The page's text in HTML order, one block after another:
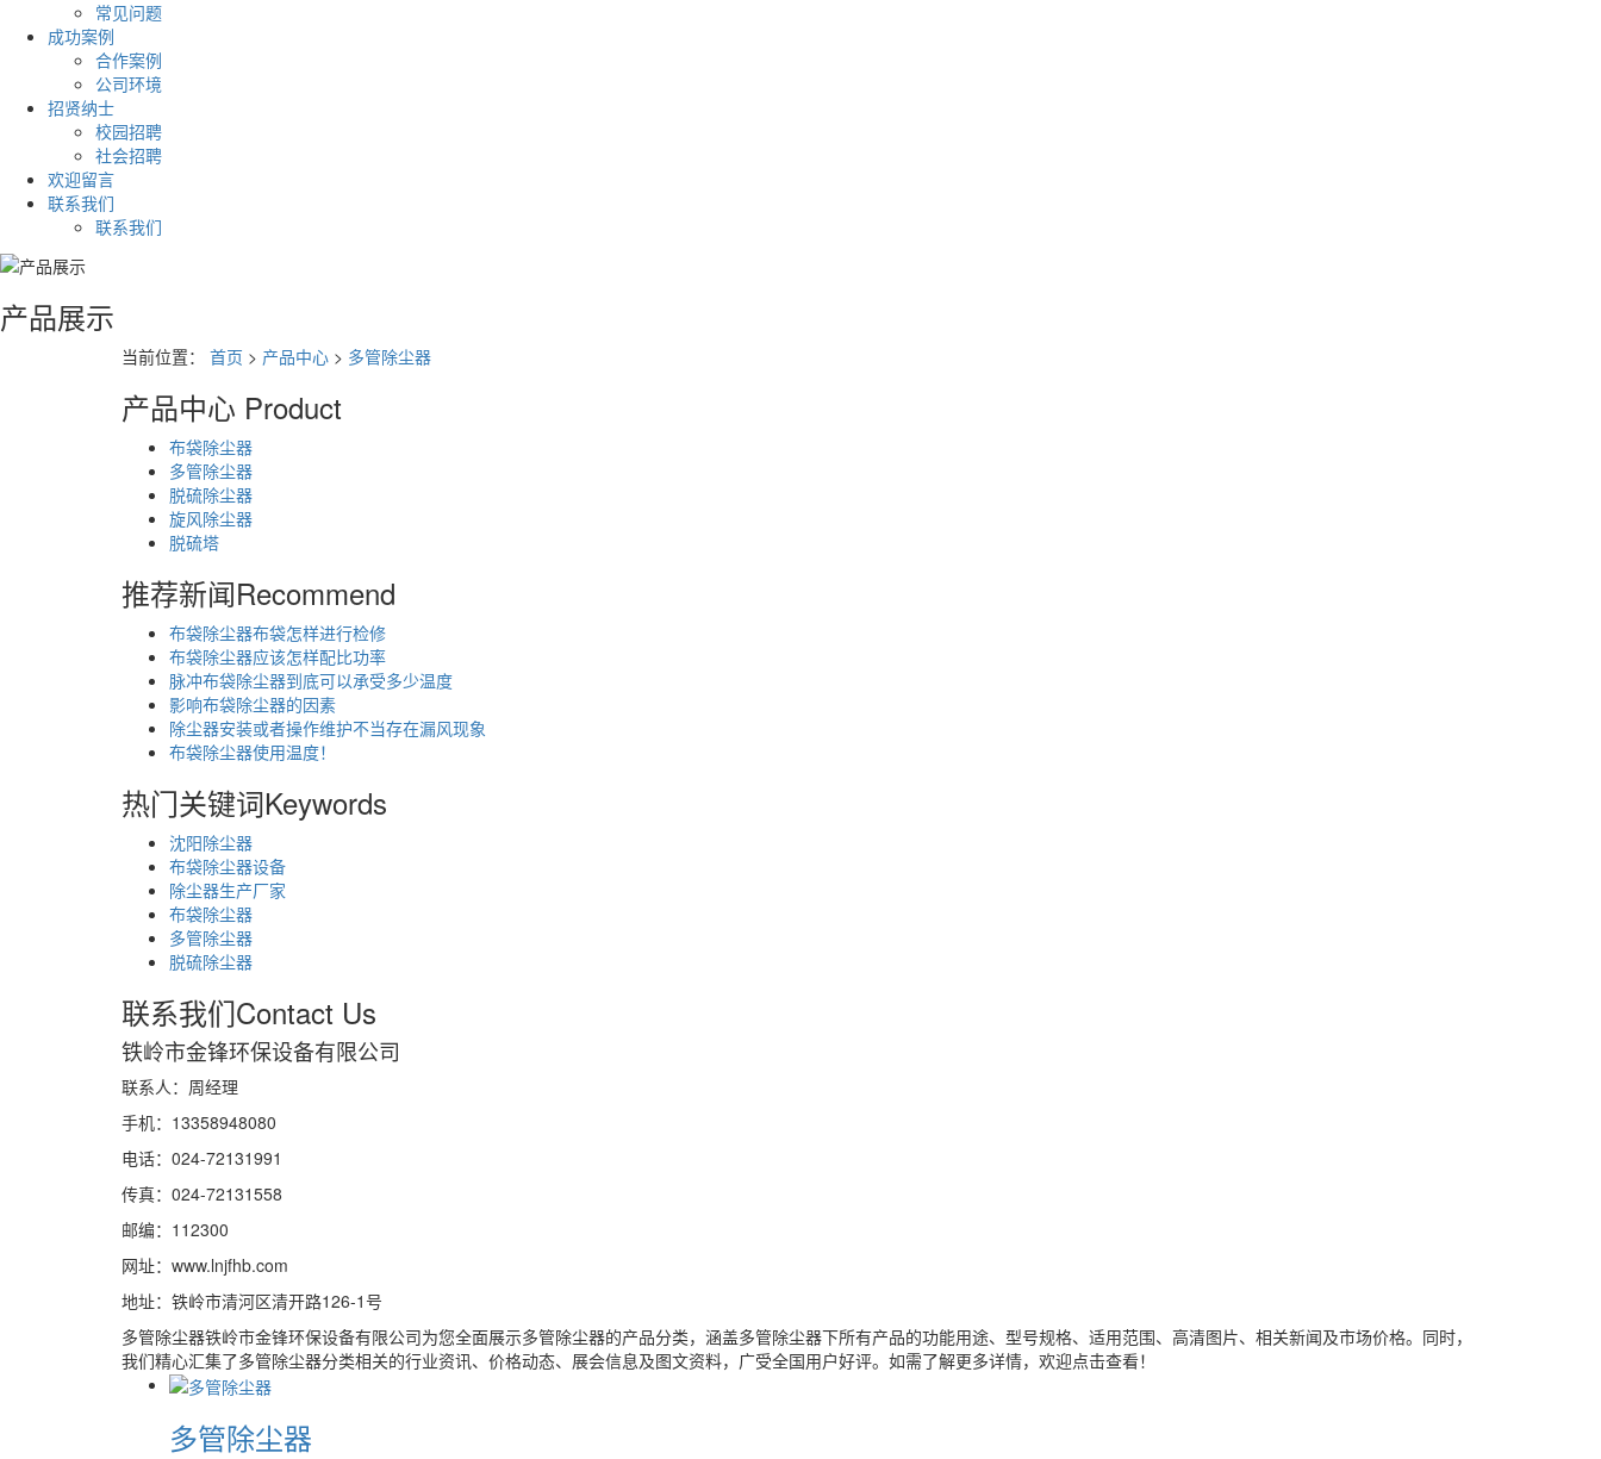
常见问题
成功案例
合作案例
公司环境
招贤纳士
校园招聘
社会招聘
欢迎留言
联系我们
联系我们
产品展示
当前位置： 首页 > 产品中心 > 多管除尘器
产品中心 Product
布袋除尘器
多管除尘器
脱硫除尘器
旋风除尘器
脱硫塔
推荐新闻Recommend
布袋除尘器布袋怎样进行检修
布袋除尘器应该怎样配比功率
脉冲布袋除尘器到底可以承受多少温度
影响布袋除尘器的因素
除尘器安装或者操作维护不当存在漏风现象
布袋除尘器使用温度！
热门关键词Keywords
沈阳除尘器
布袋除尘器设备
除尘器生产厂家
布袋除尘器
多管除尘器
脱硫除尘器
联系我们Contact Us
铁岭市金锋环保设备有限公司
联系人：周经理
手机：13358948080
电话：024-72131991
传真：024-72131558
邮编：112300
网址：www.lnjfhb.com
地址：铁岭市清河区清开路126-1号
多管除尘器铁岭市金锋环保设备有限公司为您全面展示多管除尘器的产品分类，涵盖多管除尘器下所有产品的功能用途、型号规格、适用范围、高清图片、相关新闻及市场价格。同时，
我们精心汇集了多管除尘器分类相关的行业资讯、价格动态、展会信息及图文资料，广受全国用户好评。如需了解更多详情，欢迎点击查看！
多管除尘器